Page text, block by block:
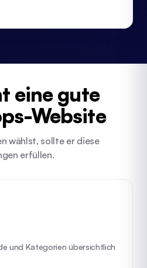
eine gute
Website
wählst, sollte er diese
erfüllen.
und Kategorien übersichtlich